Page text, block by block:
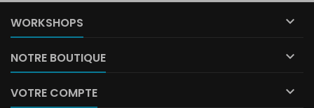
WORKSHOPS 
NOTRE BOUTIQUE 
VOTRE COMPTE 